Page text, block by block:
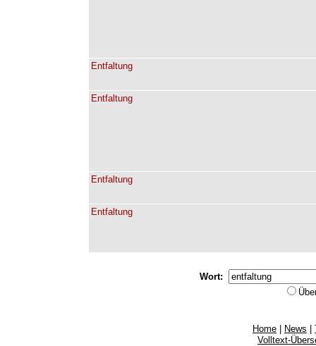
Entfaltung
Entfaltung
Entfaltung
Entfaltung
Wort:
Home News
Volltext-